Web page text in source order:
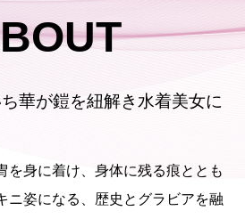
華が鎧を紐解き水着美女に
を身に着け、身体に残る痕ととも
ニ姿になる、歴史とグラビアを融